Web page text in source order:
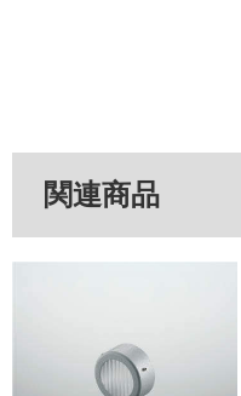
関連商品